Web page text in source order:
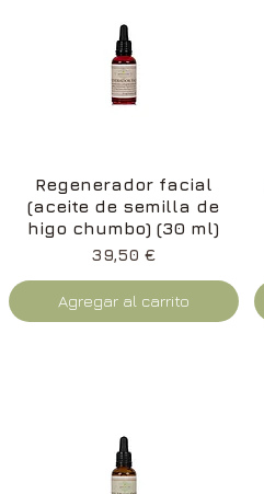
Vista rápida
Regenerador facial
(aceite de semilla de
higo chumbo) (30 ml)
Precio
39,50 €
Agregar al carrito